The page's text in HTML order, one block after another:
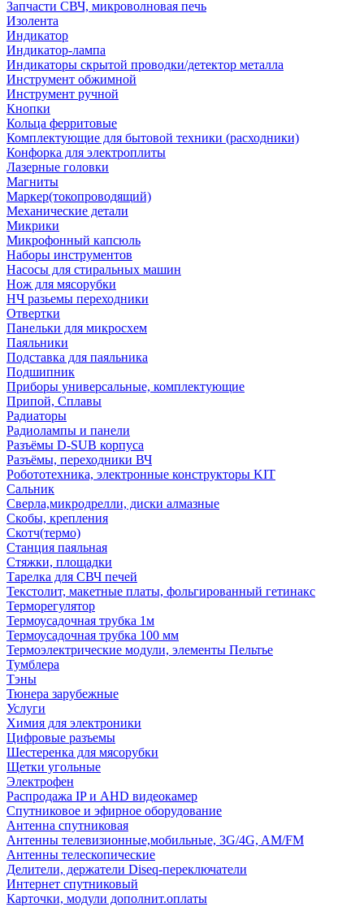
Запчасти СВЧ, микроволновая печь
Изолента
Индикатор
Индикатор-лампа
Индикаторы скрытой проводки/детектор металла
Инструмент обжимной
Инструмент ручной
Кнопки
Кольца ферритовые
Комплектующие для бытовой техники (расходники)
Конфорка для электроплиты
Лазерные головки
Магниты
Маркер(токопроводящий)
Механические детали
Микрики
Микрофонный капсюль
Наборы инструментов
Насосы для стиральных машин
Нож для мясорубки
НЧ разьемы переходники
Отвертки
Панельки для микросхем
Паяльники
Подставка для паяльника
Подшипник
Приборы универсальные, комплектующие
Припой, Сплавы
Радиаторы
Радиолампы и панели
Разъёмы D-SUB корпуса
Разъёмы, переходники ВЧ
Робототехника, электронные конструкторы KIT
Сальник
Сверла,микродрелли, диски алмазные
Скобы, крепления
Скотч(термо)
Станция паяльная
Стяжки, площадки
Тарелка для СВЧ печей
Текстолит, макетные платы, фольгированный гетинакс
Терморегулятор
Термоусадочная трубка 1м
Термоусадочная трубка 100 мм
Термоэлектрические модули, элементы Пельтье
Тумблера
Тэны
Тюнера зарубежные
Услуги
Химия для электроники
Цифровые разъемы
Шестеренка для мясорубки
Щетки угольные
Электрофен
Распродажа IP и AHD видеокамер
Спутниковое и эфирное оборудование
Антенна спутниковая
Антенны телевизионные,мобильные, 3G/4G, AM/FM
Антенны телескопические
Делители, держатели Diseq-переключатели
Интернет спутниковый
Карточки, модули дополнит.оплаты